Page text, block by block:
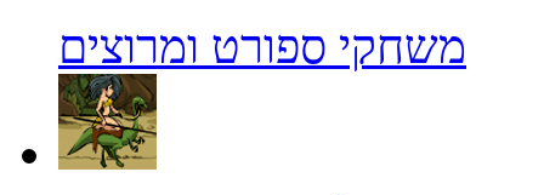
משחקי ספורט ומרוצים